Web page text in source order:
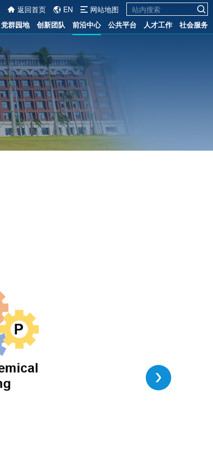
返回首页 EN
网站地图
党群园地 创新团队 前沿中心 公共平台 人才工作 社会服务